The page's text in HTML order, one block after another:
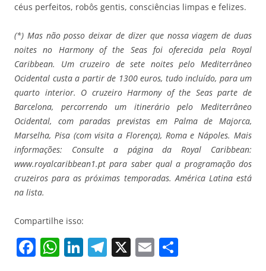
céus perfeitos, robôs gentis, consciências limpas e felizes.
(*) Mas não posso deixar de dizer que nossa viagem de duas
noites no Harmony of the Seas foi oferecida pela Royal
Caribbean. Um cruzeiro de sete noites pelo Mediterrâneo
Ocidental custa a partir de 1300 euros, tudo incluído, para um
quarto interior. O cruzeiro Harmony of the Seas parte de
Barcelona, percorrendo um itinerário pelo Mediterrâneo
Ocidental, com paradas previstas em Palma de Majorca,
Marselha, Pisa (com visita a Florença), Roma e Nápoles. Mais
informações: Consulte a página da Royal Caribbean:
www.royalcaribbean1.pt para saber qual a programação dos
cruzeiros para as próximas temporadas. América Latina está
na lista.
Compartilhe isso:
F W Li T X E